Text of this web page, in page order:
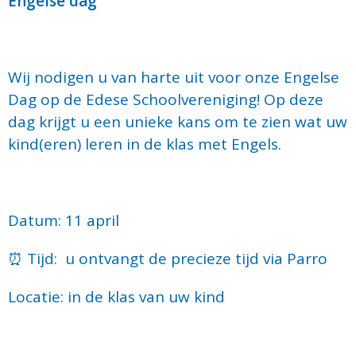
Wij nodigen u van harte uit voor onze Engelse
Dag op de Edese Schoolvereniging! Op deze
dag krijgt u een unieke kans om te zien wat uw
kind(eren) leren in de klas met Engels.
Datum: 11 april
⏰ Tijd: u ontvangt de precieze tijd via Parro
Locatie: in de klas van uw kind